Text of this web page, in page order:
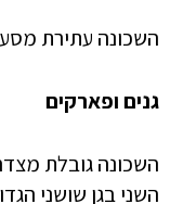
השכונה עתירת
גנים ופארקים
השכונה גובלת
השני בגן שושני